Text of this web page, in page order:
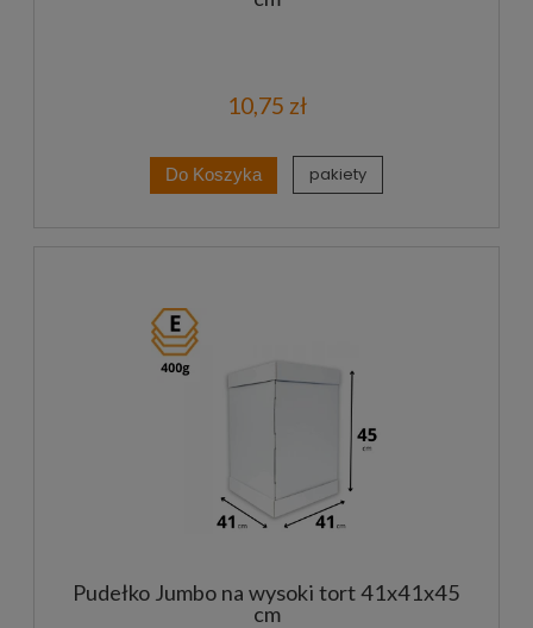
10,75 zł
Do Koszyka pakiety
Pudełko Jumbo na wysoki tort 41x41x45
cm